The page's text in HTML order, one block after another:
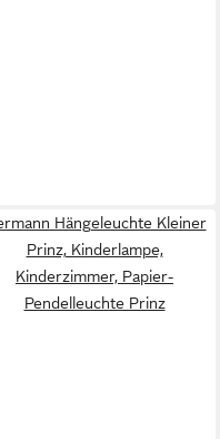
Hängeleuchte Kleiner
Prinz, Kinderlampe,
Kinderzimmer, Papier-
Pendelleuchte Prinz